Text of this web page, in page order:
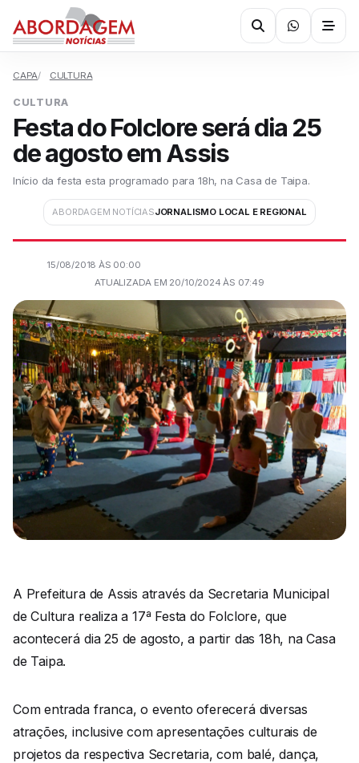
CAPA CULTURA
CULTURA
Festa do Folclore será dia 25
de agosto em Assis
Início da festa esta programado para 18h, na Casa de Taipa.
ABORDAGEM NOTÍCIASJORNALISMO LOCAL E REGIONAL
15/08/2018 ÀS 00:00
ATUALIZADA EM 20/10/2024 ÀS 07:49
A Prefeitura de Assis através da Secretaria Municipal
de Cultura realiza a 17ª Festa do Folclore, que
acontecerá dia 25 de agosto, a partir das 18h, na Casa
de Taipa.
Com entrada franca, o evento oferecerá diversas
atrações, inclusive com apresentações culturais de
projetos da respectiva Secretaria, com balé, dança,